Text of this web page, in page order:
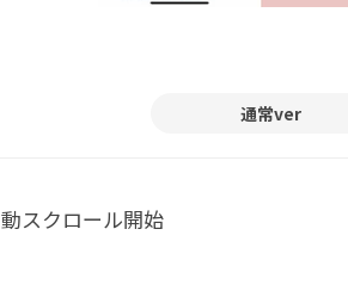
通常ver
スクロール開始